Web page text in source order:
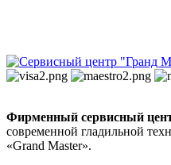
Фирменный сервисный
современной гладильной
«Grand Master».